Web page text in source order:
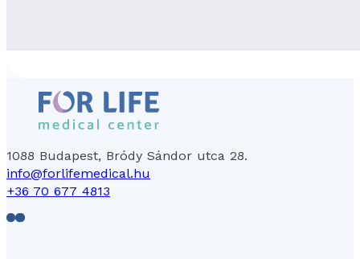
1088 Budapest, Bródy Sándor utca 28.
info@forlifemedical.hu
+36 70 677 4813
Follow us on Facebook
Follow us on LinkedIn